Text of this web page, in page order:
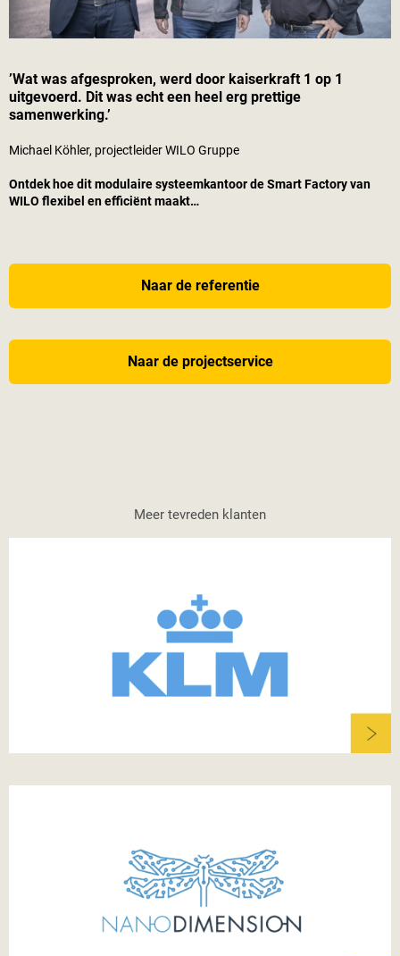
’Wat was afgesproken, werd door kaiserkraft 1 op 1
uitgevoerd. Dit was echt een heel erg prettige
samenwerking.’
Michael Köhler, projectleider WILO Gruppe
Ontdek hoe dit modulaire systeemkantoor de Smart Factory van
WILO flexibel en efficiënt maakt…
Naar de referentie
Naar de projectservice
Meer tevreden klanten